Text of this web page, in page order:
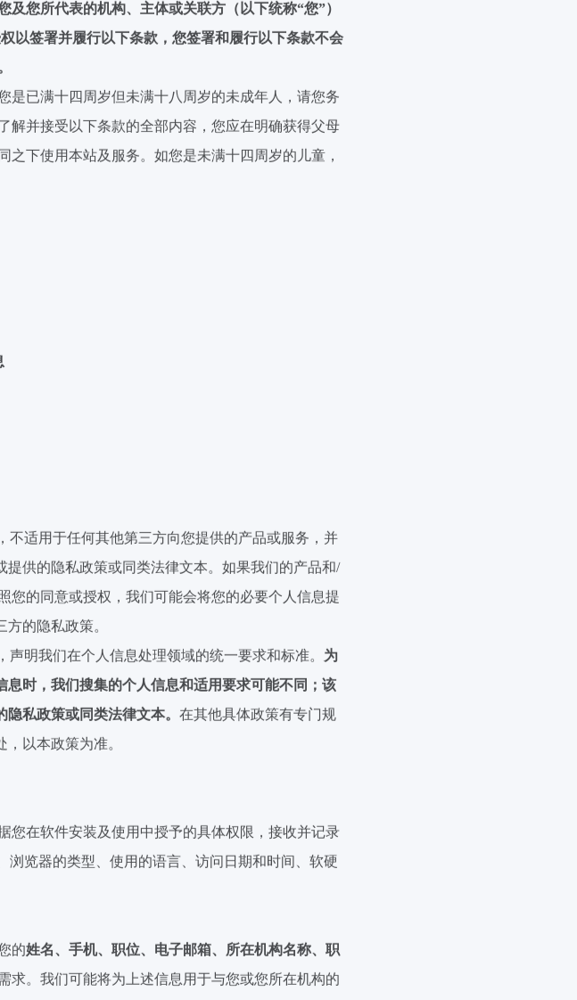
及您所代表的机构、主体或关联方（以下统称“您”）
以签署并履行以下条款， 您签署和履行以下条款不会
是已满十四周岁但未满十八周岁的未成年人，请您务
解并接受以下条款的全部内容，您应在明确获得父母
下使用本站及服务。如您是未满十四周岁的儿童，
不适用于任何其他第三方向您提供的产品或服务，并
供的隐私政策或同类法律文本。如果我们的产品和/
您的同意或授权，我们可能会将您的必要个人信息提
的隐私政策。
明我们在个人信息处理领域的统一要求和标准。 为
时，我们搜集的个人信息和适用要求可能不同；该
私政策或同类法律文本。 在其他具体政策有专门规
以本政策为准。
您在软件安装及使用中授予的具体权限，接收并记录
浏览器的类型、使用的语言、访问日期和时间、软硬
的姓名、手机、职位、电子邮箱、所在机构名称、职
求。我们可能将为上述信息用于与您或您所在机构的